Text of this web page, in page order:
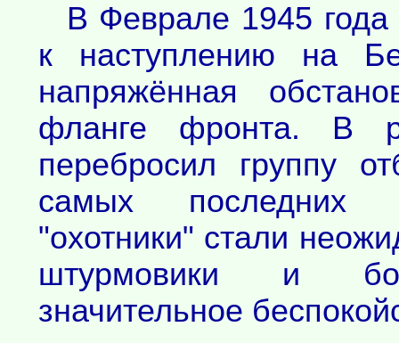
В Феврале 1945 года
к наступлению на
напряжённая
фланге фронта. В
перебросил группу
самых последних
"охотники" стали
штурмовики и
значительное